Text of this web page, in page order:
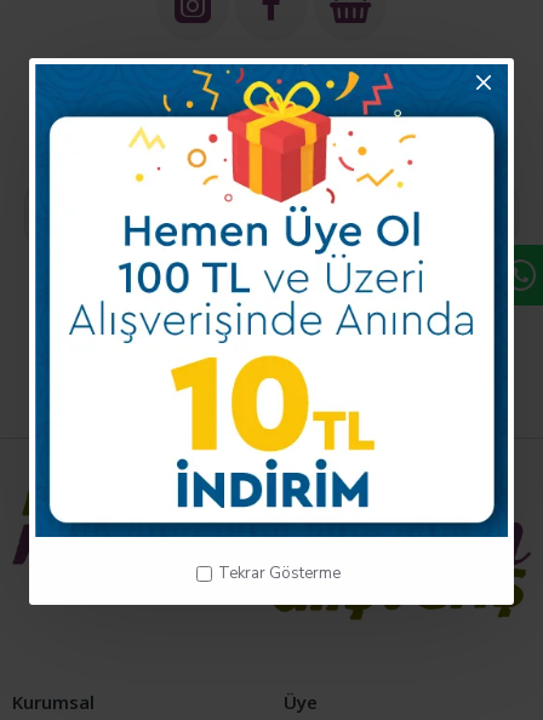
Tekrar Gösterme
Kampanya ve Fırsatlarımızdan
Haberdar Olun!
Mobil Uygulamalarımız
Kurumsal Üye